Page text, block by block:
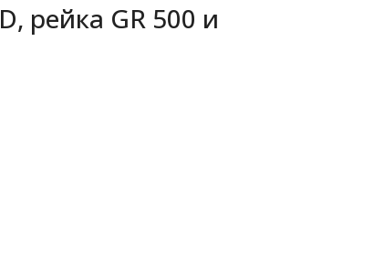
рейка GR 500 и